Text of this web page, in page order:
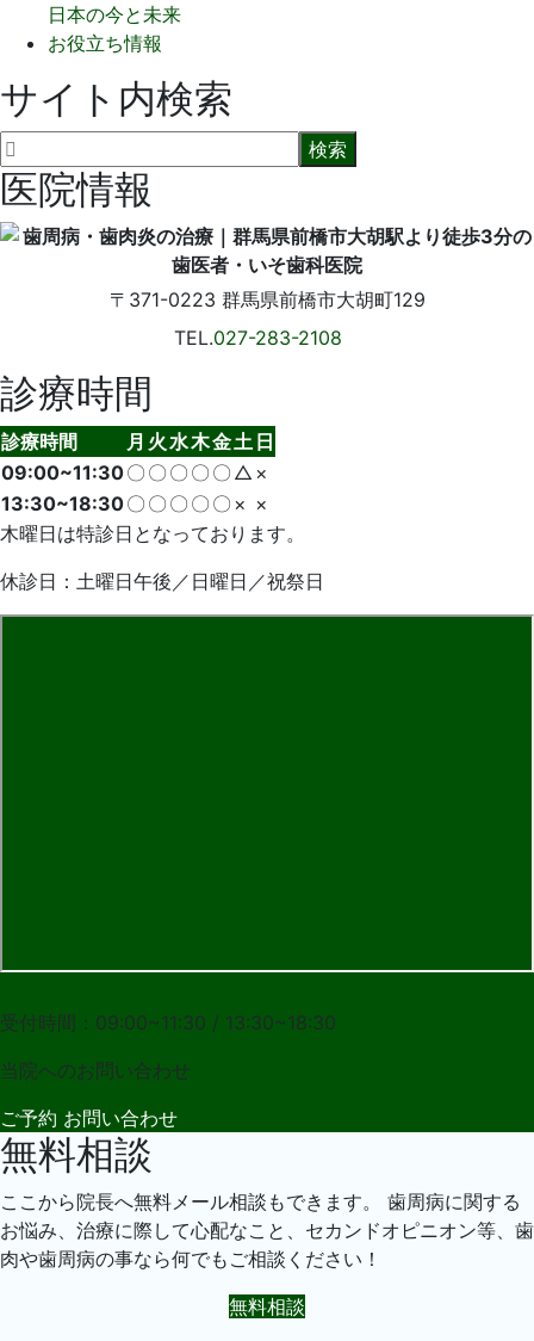
日本の今と未来
お役立ち情報
サイト内検索
医院情報
〒371-0223 群馬県前橋市大胡町129
TEL.027-283-2108
診療時間
診療時間 月 火 水木金土 日
09:00~11:30〇 〇 〇 〇 〇 △ ×
13:30~18:30〇 〇 〇 〇 〇 × ×
木曜日は特診日となっております。
休診日：土曜日午後／日曜日／祝祭日
受付時間：09:00~11:30 / 13:30~18:30
当院へのお問い合わせ
ご予約 お問い合わせ
無料相談
ここから院長へ無料メール相談もできます。 歯周病に関する
お悩み、治療に際して心配なこと、セカンドオピニオン等、歯
肉や歯周病の事なら何でもご相談ください！
無料相談